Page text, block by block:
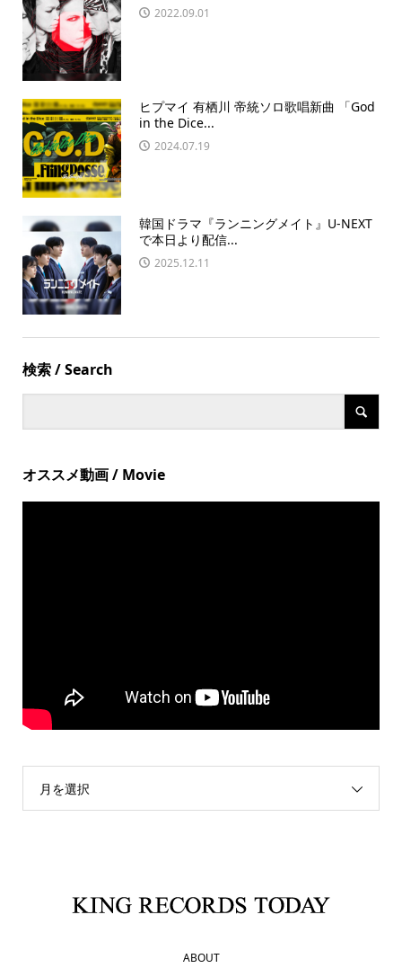
2022.09.01
ヒプマイ 有栖川 帝統ソロ歌唱新曲 「God
in the Dice...
2024.07.19
韓国ドラマ『ランニングメイト』U-NEXT
で本日より配信...
2025.12.11
検索 / Search
オススメ動画 / Movie
月を選択
ABOUT